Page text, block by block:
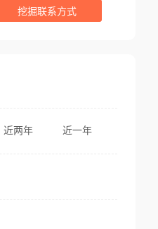
挖掘联系方式
近两年 近一年